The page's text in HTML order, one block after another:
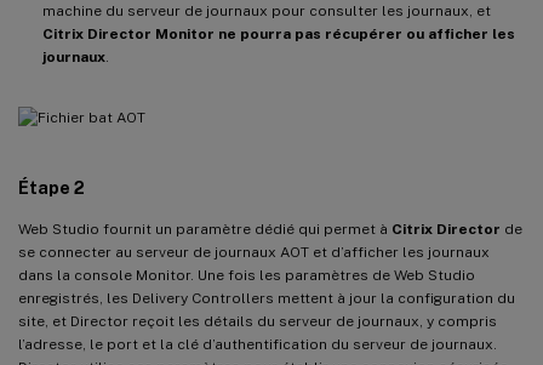
machine du serveur de journaux pour consulter les journaux, et
Citrix Director Monitor ne pourra pas récupérer ou afficher les
journaux
Étape 2
Web Studio fournit un paramètre dédié qui permet à Citrix Director de
se connecter au serveur de journaux AOT et d’afficher les journaux
dans la console Monitor. Une fois les paramètres de Web Studio
enregistrés, les Delivery Controllers mettent à jour la configuration du
site, et Director reçoit les détails du serveur de journaux, y compris
l’adresse, le port et la clé d’authentification du serveur de journaux.